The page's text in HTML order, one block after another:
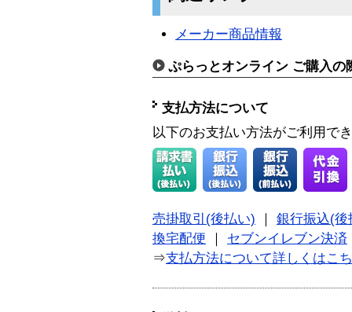
メーカー商品情報
ぷらっとオンライン ご購入の
支払方法について
以下のお支払い方法がご利用で
売掛取引(後払い)
銀行振込(後
換宅配便
セブンイレブン決済
⇒支払方法について詳しくはこ